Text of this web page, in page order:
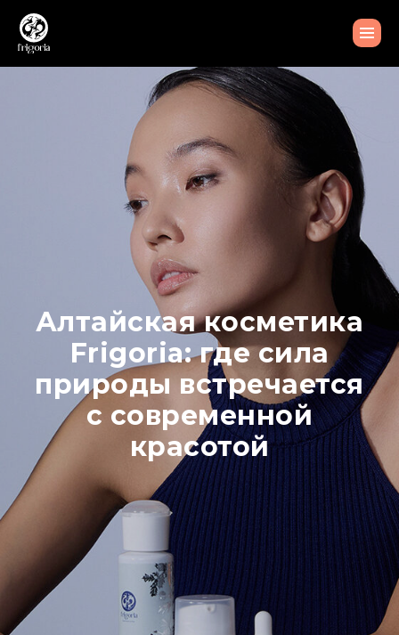
Алтайская косметика
Frigoria: где сила
природы встречается
с современной
красотой